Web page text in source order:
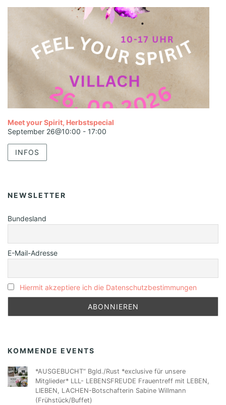
Meet your Spirit, Herbstspecial
September 26@10:00 - 17:00
INFOS
NEWSLETTER
Bundesland
E-Mail-Adresse
Hiermit akzeptiere ich die Datenschutzbestimmungen
KOMMENDE EVENTS
*AUSGEBUCHT“ Bgld./Rust *exclusive für unsere
Mitglieder* LLL- LEBENSFREUDE Frauentreff mit LEBEN,
LIEBEN, LACHEN-Botschafterin Sabine Willmann
(Frühstück/Buffet)